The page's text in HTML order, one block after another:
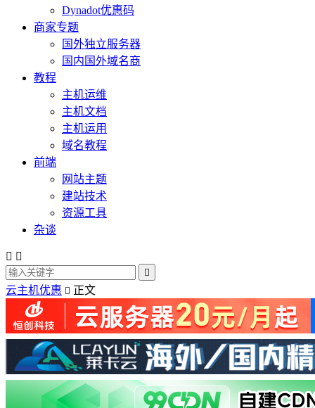
Dynadot优惠码
商家专题
国外独立服务器
国内国外域名商
教程
主机运维
主机文档
主机运用
域名教程
前端
网站主题
建站技术
资源工具
杂谈
 

云主机优惠  正文